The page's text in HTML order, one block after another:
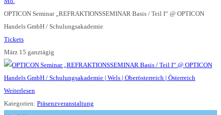
OPTICON Seminar „REFRAKTIONSSEMINAR Basis / Teil I“ @ OPTICON
Handels GmbH / Schulungsakademie
Tickets
März 15 ganztägig
Weiterlesen
Kategorien: Präsenzveranstaltung